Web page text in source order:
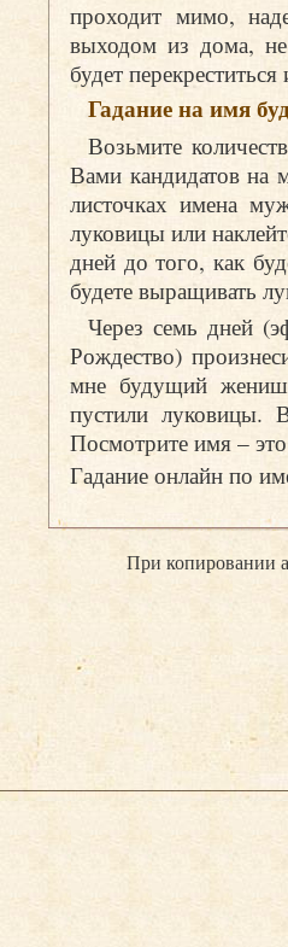
проходит мимо,
выходом из дома, не
будет
Гадание на имя
Возьмите
Вами кандидатов на
листочках имена
луковицы или
дней до того, как
будете выращивать
Через семь дней
Рождество)
мне будущий
пустили луковицы.
Посмотрите имя –
Гадание онлайн по
При копировании